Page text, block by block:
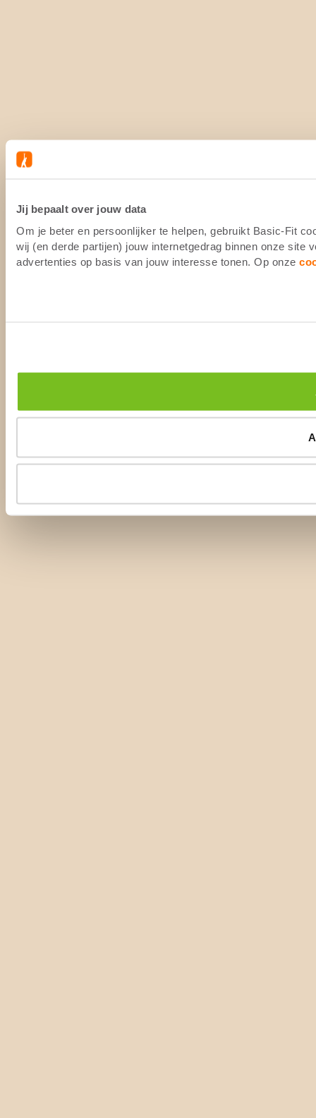
Jij bepaalt over jouw data
Om je beter en persoonlijker te helpen, gebruikt Basic-Fit
wij (en derde partijen) jouw internetgedrag binnen onze site
advertenties op basis van jouw interesse tonen. Op onze